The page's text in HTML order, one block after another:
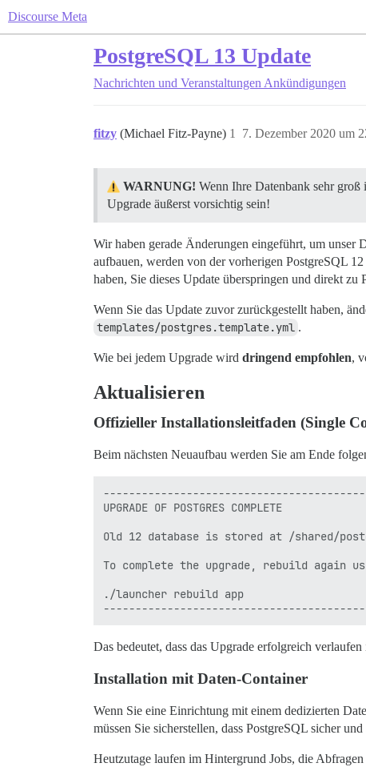
Discourse Meta
PostgreSQL 13 Update
Nachrichten und Veranstaltungen Ankündigungen
fitzy (Michael Fitz-Payne) 7. Dezember 2020 um
1
WARNUNG! Wenn Ihre Datenbank sehr groß
Upgrade äußerst vorsichtig sein!
Wir haben gerade Änderungen eingeführt, um unser
aufbauen, werden von der vorherigen PostgreSQL
haben, Sie dieses Update überspringen und direkt zu
Wenn Sie das Update zuvor zurückgestellt haben,
templates/postgres.template.yml .
Wie bei jedem Upgrade wird dringend empfohlen,
Aktualisieren
Offizieller Installationsleitfaden (Single
Beim nächsten Neuaufbau werden Sie am Ende
UPGRADE OF POSTGRES COMPLETE
Old 12 database is stored at /shared/
To complete the upgrade, rebuild again
./launcher rebuild app
Das bedeutet, dass das Upgrade erfolgreich
Installation mit Daten-Container
Wenn Sie eine Einrichtung mit einem dedizierten
müssen Sie sicherstellen, dass PostgreSQL sicher
Heutzutage laufen im Hintergrund Jobs, die